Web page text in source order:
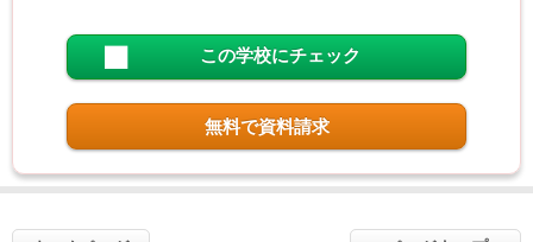
この学校にチェック
無料で資料請求